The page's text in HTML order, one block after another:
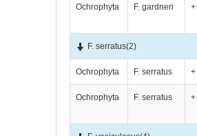
Ochrophyta F. gardneri +
F. serratus(2)
Ochrophyta F. serratus +
Ochrophyta F. serratus +